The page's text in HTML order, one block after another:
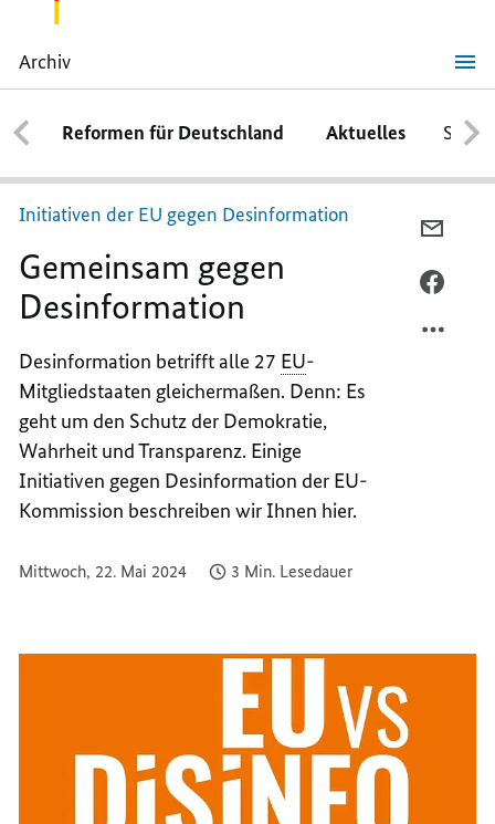
Archiv
Gemeinsam
gegen
Desinformation
Reformen für Deutschland Aktuelles
Initiativen der EU gegen Desinformation
Gemeinsam gegen
Desinformation
Desinformation betrifft alle 27 EU-
Mitgliedstaaten gleichermaßen. Denn: Es
geht um den Schutz der Demokratie,
Wahrheit und Transparenz. Einige
Initiativen gegen Desinformation der EU-
Kommission beschreiben wir Ihnen hier.
Mittwoch, 22. Mai 2024 3 Min. Lesedauer